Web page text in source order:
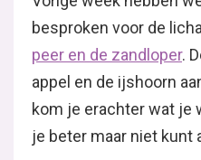
besproken voor de
peer en de zandloper.
appel en de ijshoorn
kom je erachter wat je
je beter maar niet kunt